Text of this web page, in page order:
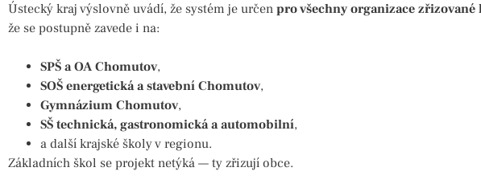
Ústecký kraj výslovně uvádí, že systém je určen pro všechny organizace zřizované
že se postupně zavede i na:
SPŠ a OA Chomutov,
SOŠ energetická a stavební Chomutov,
Gymnázium Chomutov,
SŠ technická, gastronomická a automobilní,
a další krajské školy v regionu.
Základních škol se projekt netýká — ty zřizují obce.